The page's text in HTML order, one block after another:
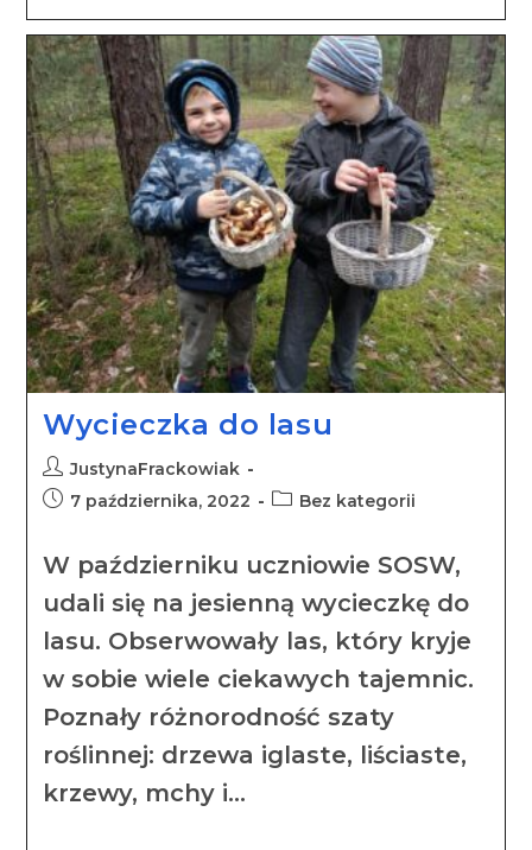
Wycieczka do lasu
JustynaFrackowiak
7 października, 2022
Bez kategorii
W październiku uczniowie SOSW,
udali się na jesienną wycieczkę do
lasu. Obserwowały las, który kryje
w sobie wiele ciekawych tajemnic.
Poznały różnorodność szaty
roślinnej: drzewa iglaste, liściaste,
krzewy, mchy i…